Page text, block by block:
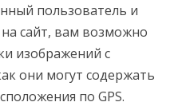
пользователь и
сайт, вам возможно
изображений с
они могут содержать
по GPS.